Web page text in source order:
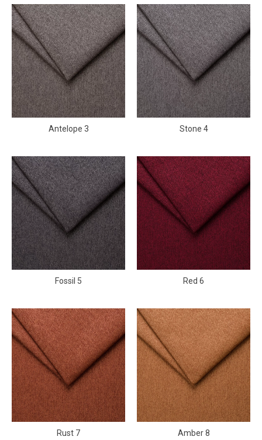
Antelope 3 Stone 4
Fossil 5 Red 6
Rust 7 Amber 8